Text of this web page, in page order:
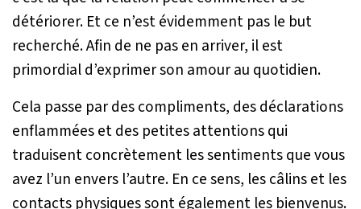
détériorer. Et ce n’est évidemment pas le but
recherché. Afin de ne pas en arriver, il est
primordial d’exprimer son amour au quotidien.
Cela passe par des compliments, des déclarations
enflammées et des petites attentions qui
traduisent concrètement les sentiments que vous
avez l’un envers l’autre. En ce sens, les câlins et les
contacts physiques sont également les bienvenus.